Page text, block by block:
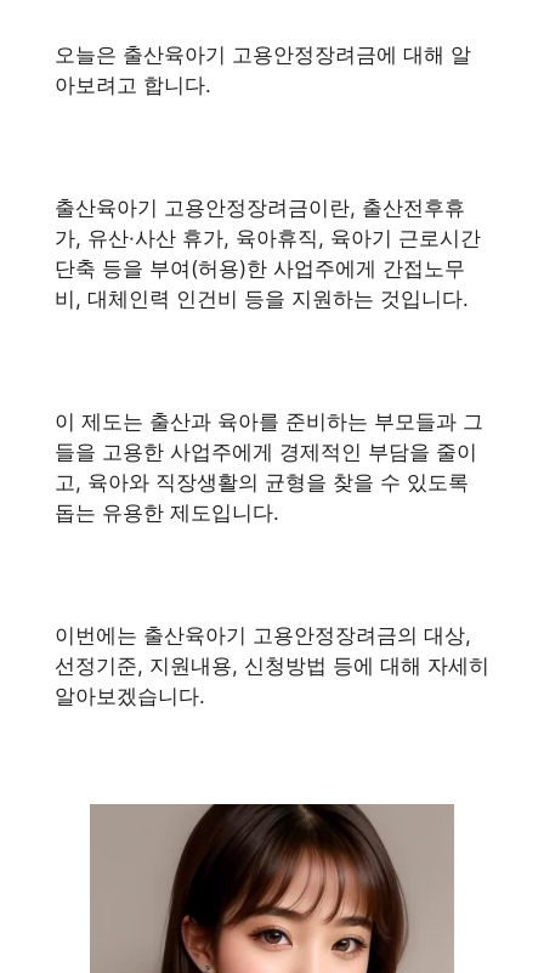
오늘은 출산육아기 고용안정장려금에 대해 알
아보려고 합니다.
출산육아기 고용안정장려금이란, 출산전후휴
가, 유산·사산 휴가, 육아휴직, 육아기 근로시간
단축 등을 부여(허용)한 사업주에게 간접노무
비, 대체인력 인건비 등을 지원하는 것입니다.
이 제도는 출산과 육아를 준비하는 부모들과 그
들을 고용한 사업주에게 경제적인 부담을 줄이
고, 육아와 직장생활의 균형을 찾을 수 있도록
돕는 유용한 제도입니다.
이번에는 출산육아기 고용안정장려금의 대상,
선정기준, 지원내용, 신청방법 등에 대해 자세히
알아보겠습니다.